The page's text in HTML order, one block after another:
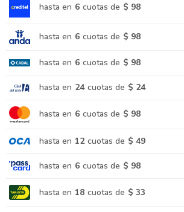
hasta en 6 cuotas de $ 98
hasta en 6 cuotas de $ 98
hasta en 6 cuotas de $ 98
hasta en 24 cuotas de $ 24
hasta en 6 cuotas de $ 98
hasta en 12 cuotas de $ 49
hasta en 6 cuotas de $ 98
hasta en 18 cuotas de $ 33